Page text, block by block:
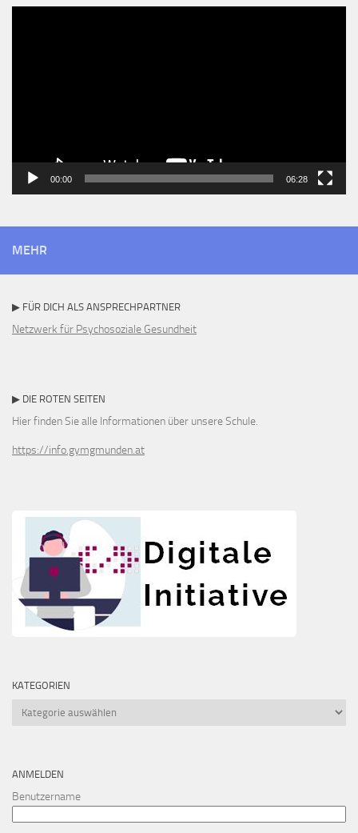
00:00 06:28
MEHR
▶ FÜR DICH ALS ANSPRECHPARTNER
Netzwerk für Psychosoziale Gesundheit
▶ DIE ROTEN SEITEN
Hier finden Sie alle Informationen über unsere Schule.
https://info.gymgmunden.at
KATEGORIEN
Kategorien
ANMELDEN
Benutzername